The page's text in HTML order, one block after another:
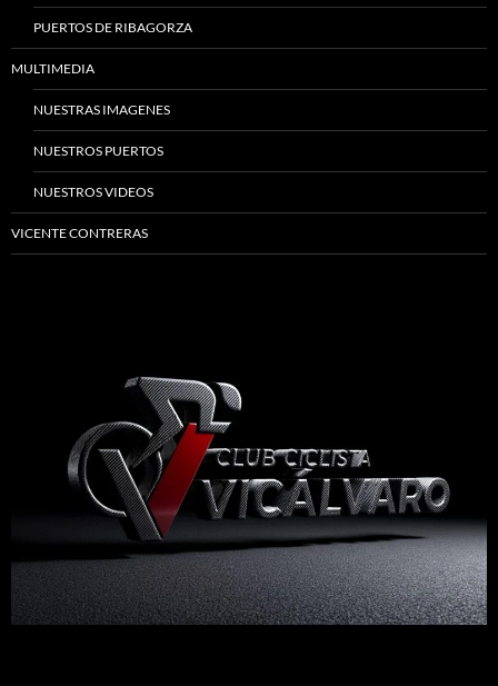
PUERTOS DE RIBAGORZA
MULTIMEDIA
NUESTRAS IMAGENES
NUESTROS PUERTOS
NUESTROS VIDEOS
VICENTE CONTRERAS